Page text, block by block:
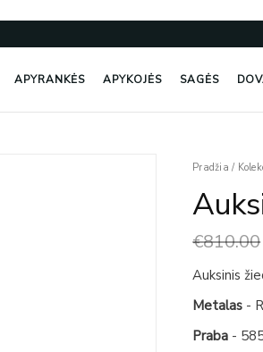
APYRANKĖS APYKOJĖS SAGĖS
Pradžia /
€810.00
Auksinis
Metalas -
Praba -
produkto
Auksinis
Su
Deimantu